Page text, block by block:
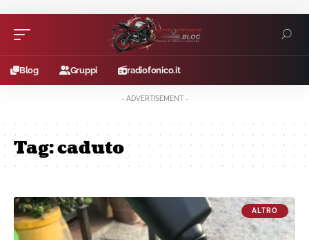
Blog Gruppi radiofonico.it
- ADVERTISEMENT -
Tag:caduto
ALTRO